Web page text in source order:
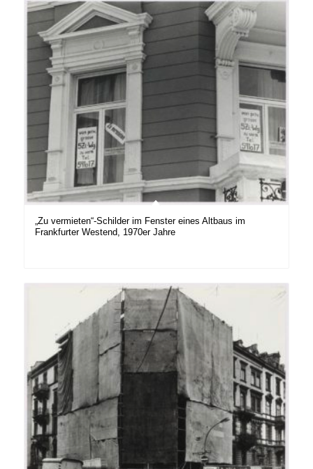
„Zu vermieten“-Schilder im Fenster eines Altbaus im
Frankfurter Westend, 1970er Jahre